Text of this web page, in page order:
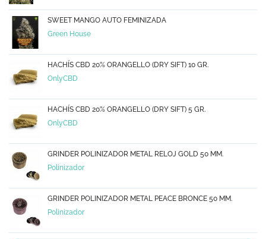
SWEET MANGO AUTO FEMINIZADA
Green House
HACHÍS CBD 20% ORANGELLO (DRY SIFT) 10 GR.
OnlyCBD
HACHÍS CBD 20% ORANGELLO (DRY SIFT) 5 GR.
OnlyCBD
GRINDER POLINIZADOR METAL RELOJ GOLD 50 MM.
Polinizador
GRINDER POLINIZADOR METAL PEACE BRONCE 50 MM.
Polinizador